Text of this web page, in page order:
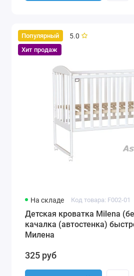
Популярный
Хит продаж
5.0
На складе Код товара: F002-01
Детская кроватка Milena
качалка (автостенка)
Милена
325 руб